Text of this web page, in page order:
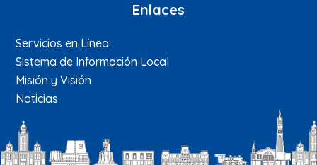
Enlaces
Servicios en Línea
Sistema de Información Local
Misión y Visión
Noticias